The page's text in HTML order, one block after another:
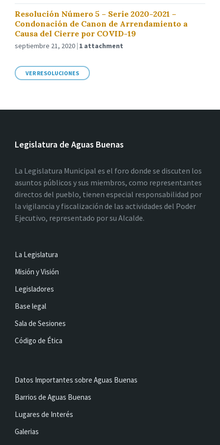
Resolución Número 5 – Serie 2020-2021 –
Condonación de Canon de Arrendamiento a
Causa del Cierre por COVID-19
septiembre 21, 2020 1 attachment
VER RESOLUCIONES
Legislatura de Aguas Buenas
La Legislatura Municipal es el foro donde se discuten los
asuntos públicos y sus miembros, como representantes
directos del pueblo, tienen especial responsabilidad por
la vigilancia y fiscalización de las actividades del Poder
Ejecutivo, representado por su Alcalde.
La Legislatura
Misión y Visión
Legisladores
Base legal
Sala de Sesiones
Código de Ética
Datos Importantes sobre Aguas Buenas
Barrios de Aguas Buenas
Lugares de Interés
Galerias